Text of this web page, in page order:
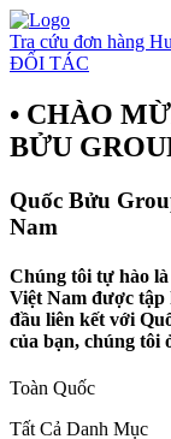
Tra cứu đơn hàng
ĐỐI TÁC
• CHÀO
BỬU
Quốc Bửu
Nam
Chúng tôi tự hào
Việt Nam được
đầu liên kết với
của bạn, chúng tôi
Toàn Quốc
Tất Cả Danh Mục